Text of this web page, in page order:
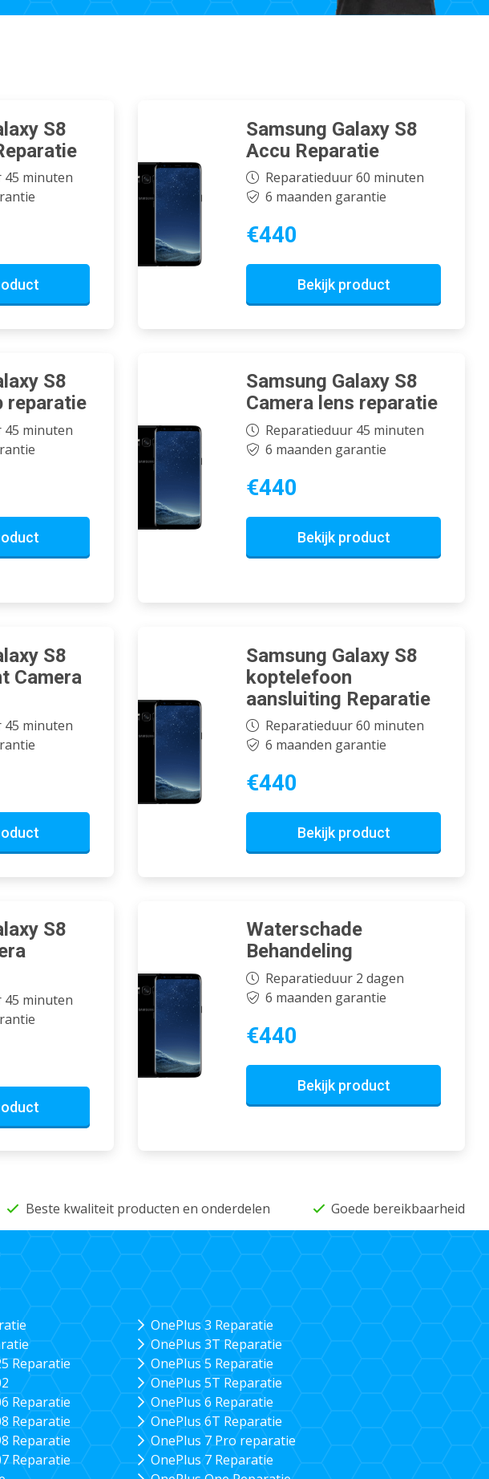
S8
45 minuten
Samsung Galaxy S8
Accu Reparatie
Reparatieduur 60 minuten
6 maanden garantie
€440
Bekijk product
S8
reparatie
45 minuten
Samsung Galaxy S8
Camera lens reparatie
Reparatieduur 45 minuten
6 maanden garantie
€440
Bekijk product
S8
Camera
45 minuten
Samsung Galaxy S8
koptelefoon
aansluiting Reparatie
Reparatieduur 60 minuten
6 maanden garantie
€440
Bekijk product
S8
45 minuten
Waterschade
Behandeling
Reparatieduur 2 dagen
6 maanden garantie
€440
Bekijk product
Beste kwaliteit producten en onderdelen Goede bereikbaarheid
Reparatie
Reparatie
Reparatie
Reparatie
Reparatie
OnePlus 3 Reparatie
OnePlus 3T Reparatie
OnePlus 5 Reparatie
OnePlus 5T Reparatie
OnePlus 6 Reparatie
OnePlus 6T Reparatie
OnePlus 7 Pro reparatie
OnePlus 7 Reparatie